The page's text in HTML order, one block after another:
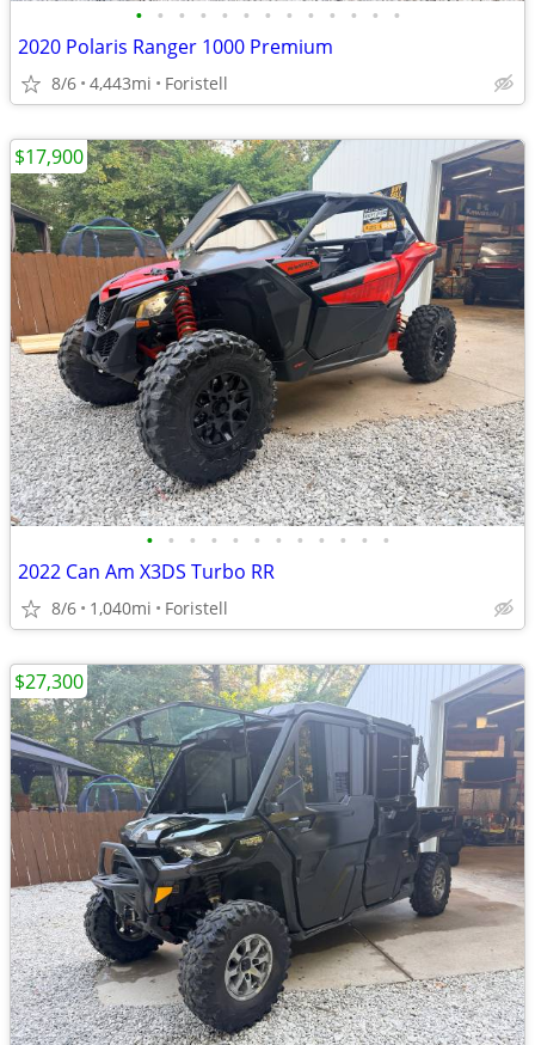
• • • • • • • • • • • • •
2020 Polaris Ranger 1000 Premium
8/6 4,443mi Foristell
• • • • • • • • • • • •
2022 Can Am X3DS Turbo RR
8/6 1,040mi Foristell
$17,900
$27,300